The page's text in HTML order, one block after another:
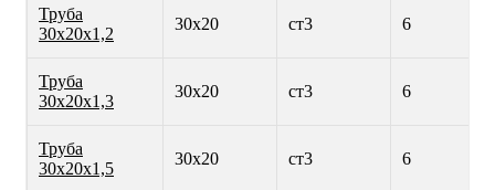
Труба
30х20х1,2
30х20 ст3 6
Труба
30х20х1,3
30х20 ст3 6
Труба
30х20х1,5
30х20 ст3 6